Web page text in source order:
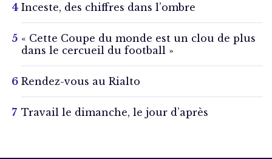
Inceste, des chiffres dans l’ombre
« Cette Coupe du monde est un clou de plus
dans le cercueil du football »
Rendez-vous au Rialto
Travail le dimanche, le jour d’après